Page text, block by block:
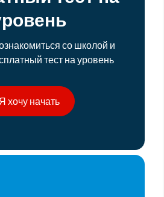
со школой и
тест на уровень
Я хочу начать